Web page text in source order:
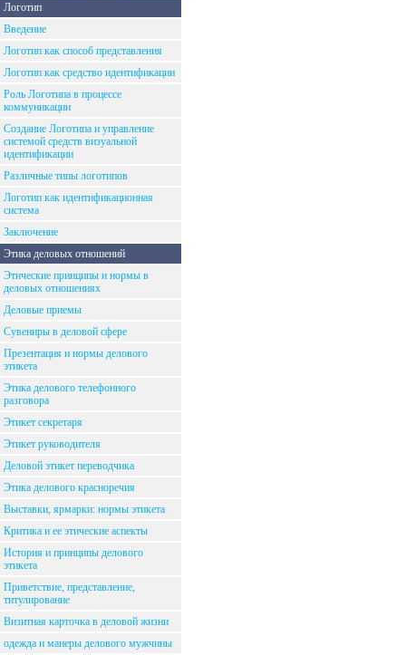
Логотип
Введение
Логотип как способ представления
Логотип как средство идентификации
Роль Логотипа в процессе
коммуникации
Создание Логотипа и управление
системой средств визуальной
идентификации
Различные типы логотипов
Логотип как идентификационная
система
Заключение
Этика деловых отношений
Этические принципы и нормы в
деловых отношениях
Деловые приемы
Сувениры в деловой сфере
Презентация и нормы делового
этикета
Этика делового телефонного
разговора
Этикет секретаря
Этикет руководителя
Деловой этикет переводчика
Этика делового красноречия
Выставки, ярмарки: нормы этикета
Критика и ее этические аспекты
История и принципы делового
этикета
Приветствие, представление,
титулирование
Визитная карточка в деловой жизни
одежда и манеры делового мужчины